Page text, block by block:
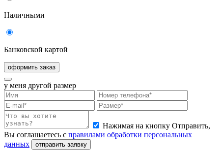
Наличными
Банковской картой
оформить заказ
у меня другой размер
Нажимая на кнопку Отправить,
Вы соглашаетесь с правилами обработки персональных
данных
отправить заявку